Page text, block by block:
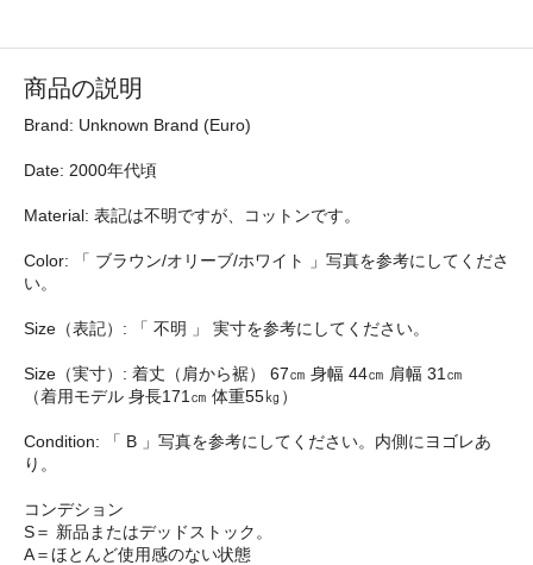
商品の説明
Brand: Unknown Brand (Euro)
Date: 2000年代頃
Material: 表記は不明ですが、コットンです。
Color: 「 ブラウン/オリーブ/ホワイト 」写真を参考にしてくださ
い。
Size（表記）: 「 不明 」 実寸を参考にしてください。
Size（実寸）: 着丈（肩から裾） 67㎝ 身幅 44㎝ 肩幅 31㎝
（着用モデル 身長171㎝ 体重55㎏）
Condition: 「 B 」写真を参考にしてください。内側にヨゴレあ
り。
コンデション
S＝ 新品またはデッドストック。
A＝ほとんど使用感のない状態